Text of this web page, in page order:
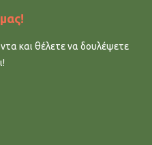
και θέλετε να δουλέψετε